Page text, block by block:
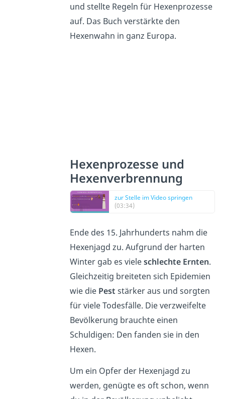
und stellte Regeln für Hexenprozesse
auf. Das Buch verstärkte den
Hexenwahn in ganz Europa.
Hexenprozesse und
Hexenverbrennung
zur Stelle im Video springen
(03:34)
Ende des 15. Jahrhunderts nahm die
Hexenjagd zu. Aufgrund der harten
Winter gab es vieleschlechte Ernten.
Gleichzeitig breiteten sich Epidemien
wie die Pest stärker aus und sorgten
für viele Todesfälle. Die verzweifelte
Bevölkerung brauchte einen
Schuldigen: Den fanden sie in den
Hexen.
Um ein Opfer der Hexenjagd zu
werden, genügte es oft schon, wenn